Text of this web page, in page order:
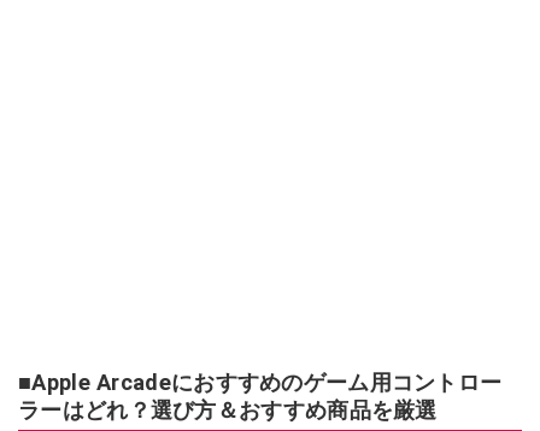
■Apple Arcadeにおすすめのゲーム用コントロー
ラーはどれ？選び方＆おすすめ商品を厳選